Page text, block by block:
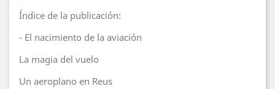
Índice de la publicación:
- El nacimiento de la aviación
La magia del vuelo
Un aeroplano en Reus